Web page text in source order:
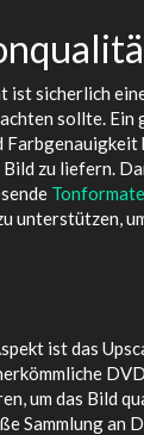
ist sicherlich
sollte.
Farbgenauigkeit
zu liefern.
Tonformate
unterstützen,
ist das
um das Bild
Sammlung an